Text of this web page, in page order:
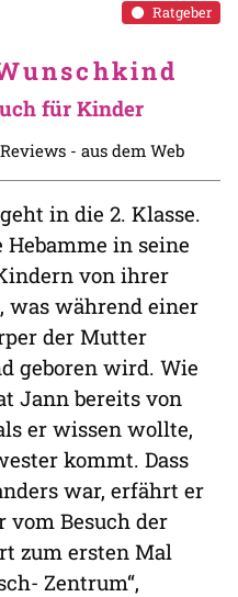
Ratgeber
für Kinder
- aus dem Web
in die 2. Klasse.
in seine
von ihrer
was während einer
der Mutter
geboren wird. Wie
Jann bereits von
er wissen wollte,
kommt. Dass
war, erfährt er
vom Besuch der
zum ersten Mal
Zentrum“,